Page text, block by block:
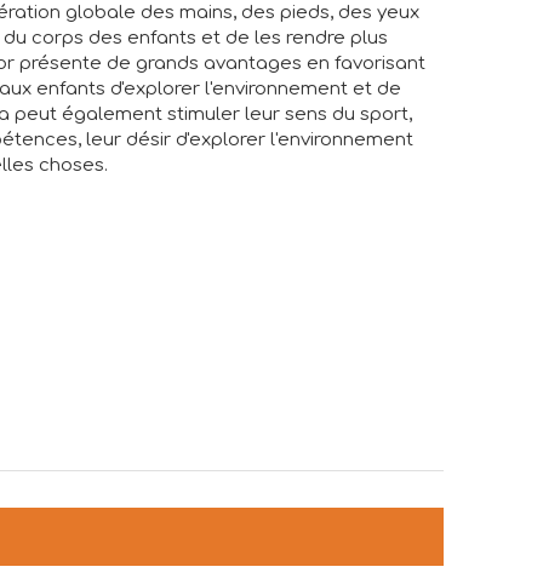
globale des mains, des pieds, des yeux
corps des enfants et de les rendre plus
présente de grands avantages en favorisant
enfants d'explorer l'environnement et de
peut également stimuler leur sens du sport,
leur désir d'explorer l'environnement
choses.